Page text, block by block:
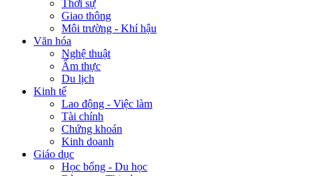
Thời sự
Giao thông
Môi trường - Khí hậu
Văn hóa
Nghệ thuật
Ẩm thực
Du lịch
Kinh tế
Lao động - Việc làm
Tài chính
Chứng khoán
Kinh doanh
Giáo dục
Học bổng - Du học